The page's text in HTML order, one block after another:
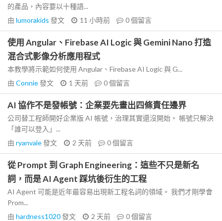
的產品，內容要以十種語...
由 lumorakids 發文 11 小時前 0個留言
使用 Angular、Firebase AI Logic 與 Gemini Nano 打造
混合式影像分析應用程式
本教學將示範如何使用 Angular、Firebase AI Logic 與 G...
由 Connie發文 1 天前 0個留言
AI 協作不是發帳號：企業要先畫出四條責任邊界
公司替工程師開好企業版 AI 帳號，治理其實還沒開始。 帳號只解決
「誰可以登入」...
由 ryanvale發文 2 天前 0個留言
從 Prompt 到 Graph Engineering：這些不只是新名
詞，而是 AI Agent 踩坑後衍生的工程
AI Agent 可能是近年最容易出現新工程名詞的領域。 我們才剛學會
Prom...
由 hardness1020發文 2 天前 0個留言